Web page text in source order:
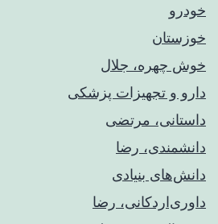
خودرو
خوزستان
خوش چهره، جلال
دارو و تجهیزات پزشکی
داستانی، مرتضی
دانشمندی، رضا
دانش‌های بنیادی
داوری‌اردکانی، رضا